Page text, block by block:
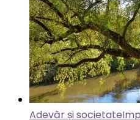
Adevăr și societate